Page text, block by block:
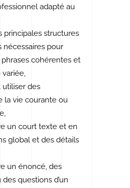
adapté au
principales structures
nécessaires pour
cohérentes et
utiliser des
la vie courante ou
un court texte et en
global et des détails
un énoncé, des
questions d’un